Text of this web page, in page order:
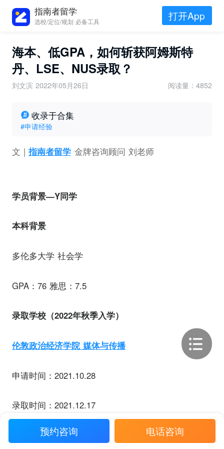
指南者留学
选校/定位/规划 必备工具 打开App
海本、低GPA，如何斩获阿姆斯特
丹、LSE、NUS录取？
刘文滨 2022年05月26日 阅读量：4852
收录于合集
#申请经验
文 | 指南者留学 金牌咨询顾问 刘老师
学员背景—Y同学
本科背景
多伦多大学 社会学
GPA：76 雅思：7.5
录取学校（2022年秋季入学）
伦敦政治经济学院 媒体与传播
申请时间：2021.10.28
录取时间：2021.12.17
阿姆斯特丹大学 传播科学：公司传播
预约咨询 电话咨询